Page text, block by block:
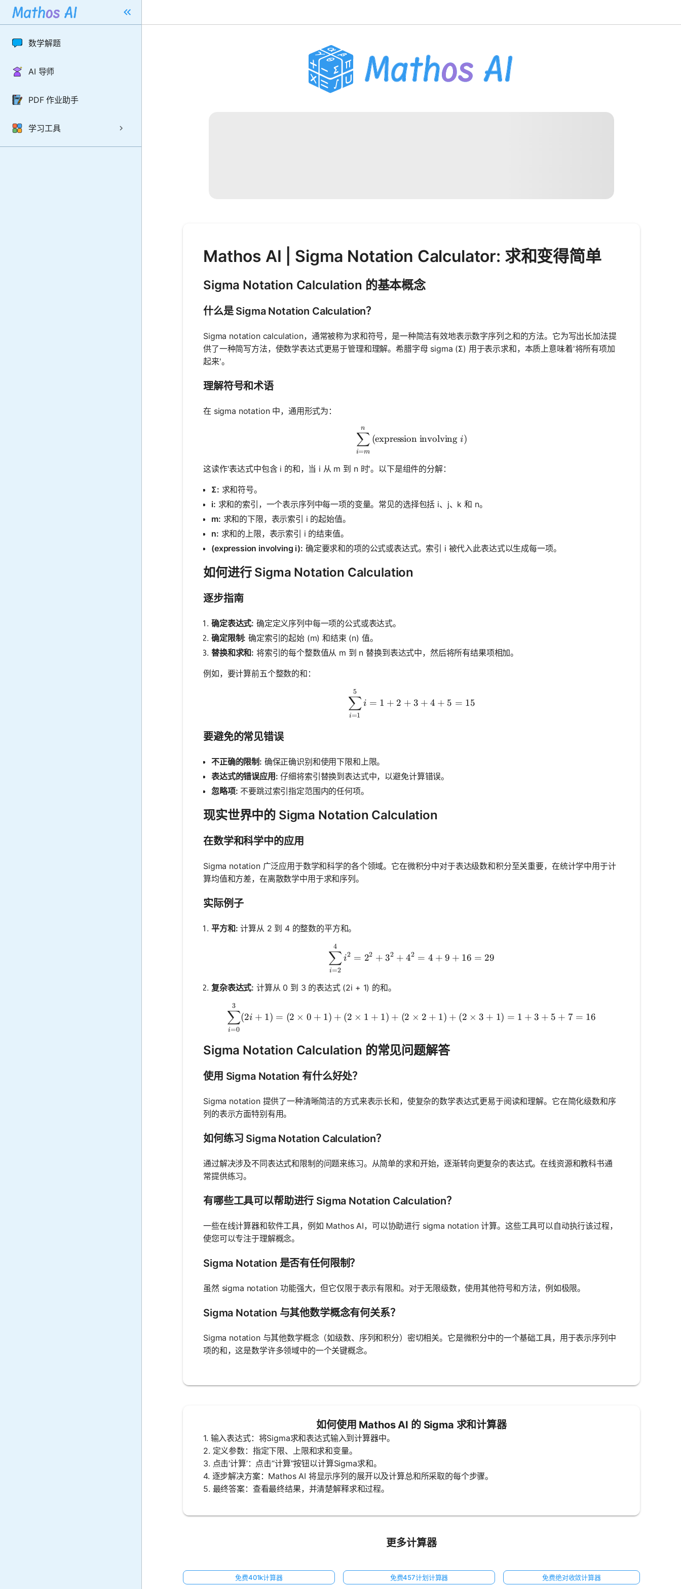
数学解题
AI 导师
PDF 作业助手
学习工具
Mathos AI | Sigma Notation Calculator: 求和变得简单
Sigma Notation Calculation 的基本概念
什么是 Sigma Notation Calculation？
Sigma notation calculation，通常被称为求和符号，是一种简洁有效地表示数字序列之和的方法。它为写出长加法提
供了一种简写方法，使数学表达式更易于管理和理解。希腊字母 sigma (Σ) 用于表示求和，本质上意味着'将所有项加
起来'。
理解符号和术语
在 sigma notation 中，通用形式为：
i=m
∑
n
(expression involving i)
这读作'表达式中包含 i 的和，当 i 从 m 到 n 时'。以下是组件的分解：
Σ: 求和符号。
i: 求和的索引，一个表示序列中每一项的变量。常见的选择包括 i、j、k 和 n。
m: 求和的下限，表示索引 i 的起始值。
n: 求和的上限，表示索引 i 的结束值。
(expression involving i): 确定要求和的项的公式或表达式。索引 i 被代入此表达式以生成每一项。
如何进行 Sigma Notation Calculation
逐步指南
确定表达式: 确定定义序列中每一项的公式或表达式。
确定限制: 确定索引的起始 (m) 和结束 (n) 值。
替换和求和: 将索引的每个整数值从 m 到 n 替换到表达式中，然后将所有结果项相加。
例如，要计算前五个整数的和：
i=1
∑
5
i = 1 + 2 + 3 + 4 + 5 = 15
要避免的常见错误
不正确的限制: 确保正确识别和使用下限和上限。
表达式的错误应用: 仔细将索引替换到表达式中，以避免计算错误。
忽略项: 不要跳过索引指定范围内的任何项。
现实世界中的 Sigma Notation Calculation
在数学和科学中的应用
Sigma notation 广泛应用于数学和科学的各个领域。它在微积分中对于表达级数和积分至关重要，在统计学中用于计
算均值和方差，在离散数学中用于求和序列。
实际例子
平方和: 计算从 2 到 4 的整数的平方和。
i=2
∑
4
i2 = 22 + 32 + 42 = 4 + 9 + 16 = 29
复杂表达式: 计算从 0 到 3 的表达式 (2i + 1) 的和。
i=0
∑
3
(2i + 1) = (2 × 0 + 1) + (2 × 1 + 1) + (2 × 2 + 1) + (2 × 3 + 1) = 1 + 3 + 5 + 7 = 16
Sigma Notation Calculation 的常见问题解答
使用 Sigma Notation 有什么好处？
Sigma notation 提供了一种清晰简洁的方式来表示长和，使复杂的数学表达式更易于阅读和理解。它在简化级数和序
列的表示方面特别有用。
如何练习 Sigma Notation Calculation？
通过解决涉及不同表达式和限制的问题来练习。从简单的求和开始，逐渐转向更复杂的表达式。在线资源和教科书通
常提供练习。
有哪些工具可以帮助进行 Sigma Notation Calculation？
一些在线计算器和软件工具，例如 Mathos AI，可以协助进行 sigma notation 计算。这些工具可以自动执行该过程，
使您可以专注于理解概念。
Sigma Notation 是否有任何限制？
虽然 sigma notation 功能强大，但它仅限于表示有限和。对于无限级数，使用其他符号和方法，例如极限。
Sigma Notation 与其他数学概念有何关系？
Sigma notation 与其他数学概念（如级数、序列和积分）密切相关。它是微积分中的一个基础工具，用于表示序列中
项的和，这是数学许多领域中的一个关键概念。
如何使用 Mathos AI 的 Sigma 求和计算器
1. 输入表达式：将Sigma求和表达式输入到计算器中。
2. 定义参数：指定下限、上限和求和变量。
3. 点击‘计算’：点击“计算”按钮以计算Sigma求和。
4. 逐步解决方案：Mathos AI 将显示序列的展开以及计算总和所采取的每个步骤。
5. 最终答案：查看最终结果，并清楚解释求和过程。
更多计算器
免费401k计算器 免费457计划计算器 免费绝对收敛计算器